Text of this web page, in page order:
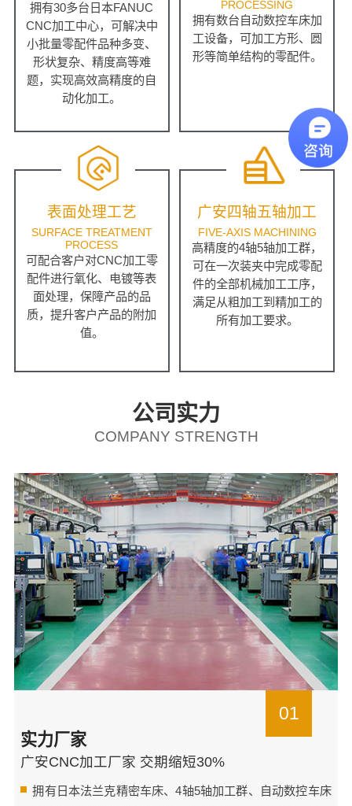
拥有30多台日本FANUC
CNC加工中心，可解决中
小批量零配件品种多变、
形状复杂、精度高等难
题，实现高效高精度的自
动化加工。
PROCESSING
拥有数台自动数控车床加
工设备，可加工方形、圆
形等简单结构的零配件。
表面处理工艺
SURFACE TREATMENT
PROCESS
可配合客户对CNC加工零
配件进行氧化、电镀等表
面处理，保障产品的品
质，提升客户产品的附加
值。
广安四轴五轴加工
FIVE-AXIS MACHINING
高精度的4轴5轴加工群，
可在一次装夹中完成零配
件的全部机械加工工序，
满足从粗加工到精加工的
所有加工要求。
公司实力
COMPANY STRENGTH
01
实力厂家
广安CNC加工厂家 交期缩短30%
拥有日本法兰克精密车床、4轴5轴加工群、自动数控车床